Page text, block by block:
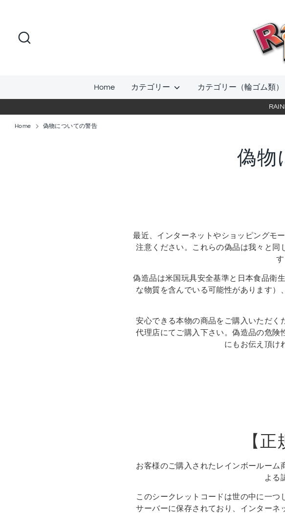
ッ
当
Home カテゴリー カテゴリー（輪ゴム類）
Home 偽物についての警告
偽物
最近、インターネットやショッピングモ
注意ください。これらの偽品は我々と同
偽造品は米国玩具安全基準と日本食品衛
な物質を含んでいる可能性があります）
安心できる本物の商品をご購入いただく
代理店にてご購入下さい。偽造品の危険
にもお伝え頂け
【
お客様のご購入されたレインボールーム
よる
このシークレットコードは世の中に一
サーバーに保存されており、インターネ